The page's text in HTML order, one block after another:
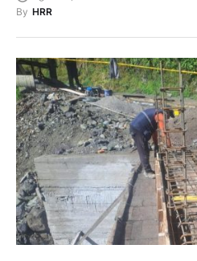
By HRR